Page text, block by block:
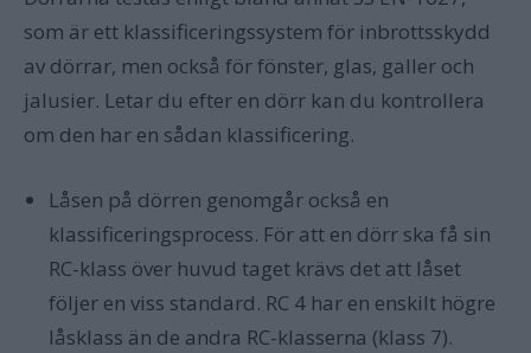
som är ett klassificeringssystem för inbrottsskydd
av dörrar, men också för fönster, glas, galler och
jalusier. Letar du efter en dörr kan du kontrollera
om den har en sådan klassificering.
Låsen på dörren genomgår också en
klassificeringsprocess. För att en dörr ska få sin
RC-klass över huvud taget krävs det att låset
följer en viss standard. RC 4 har en enskilt högre
låsklass än de andra RC-klasserna (klass 7).